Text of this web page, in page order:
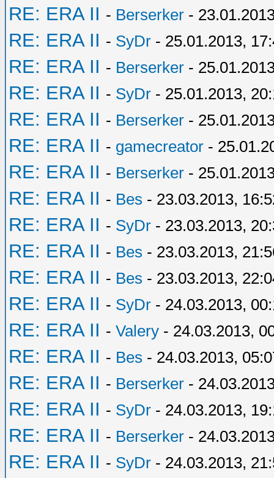
RE: ERA II - Berserker -
RE: ERA II - SyDr - 25.01.2013,
RE: ERA II - Berserker -
RE: ERA II - SyDr - 25.01.2013,
RE: ERA II - Berserker -
RE: ERA II - gamecreator -
RE: ERA II - Berserker -
RE: ERA II - Bes - 23.03.2013,
RE: ERA II - SyDr - 23.03.2013,
RE: ERA II - Bes - 23.03.2013,
RE: ERA II - Bes - 23.03.2013,
RE: ERA II - SyDr - 24.03.2013,
RE: ERA II - Valery - 24.03.2013,
RE: ERA II - Bes - 24.03.2013,
RE: ERA II - Berserker -
RE: ERA II - SyDr - 24.03.2013,
RE: ERA II - Berserker -
RE: ERA II - SyDr - 24.03.2013,